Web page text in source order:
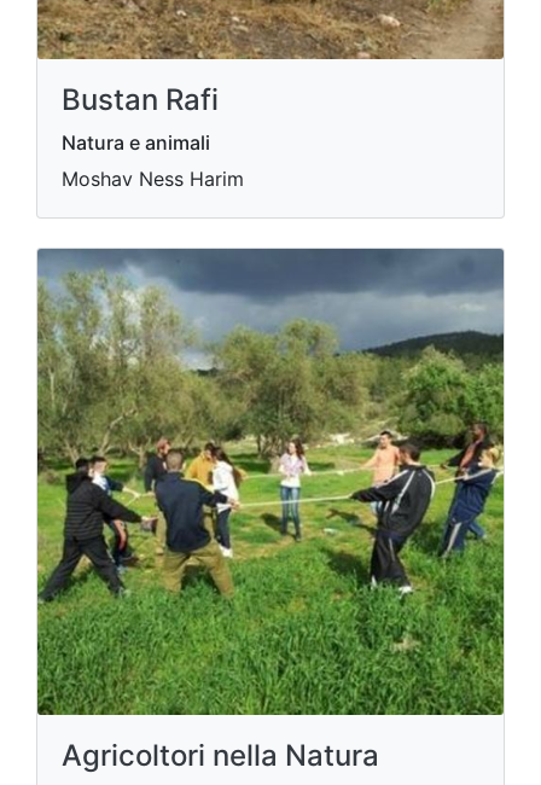
Bustan Rafi
Natura e animali
Moshav Ness Harim
Agricoltori nella Natura